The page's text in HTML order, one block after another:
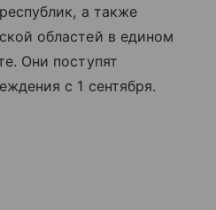
а также
областей в едином
Они поступят
с 1 сентября.